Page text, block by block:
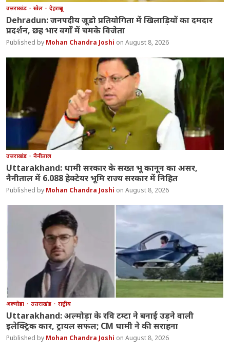
उत्तराखंड खेल देहरादून
Dehradun: जनपदीय जूडो प्रतियोगिता में खिलाड़ियों का दमदार
प्रदर्शन, छह भार वर्गों में चमके विजेता
Mohan Chandra Joshi August 8, 2026
उत्तराखंड नैनीताल
Uttarakhand: धामी सरकार के सख्त भू कानून का असर,
नैनीताल में 6.088 हेक्टेयर भूमि राज्य सरकार में निहित
Mohan Chandra Joshi August 8, 2026
अल्मोड़ा उत्तराखंड राष्ट्रीय
Uttarakhand: अल्मोड़ा के रवि टम्टा ने बनाई उड़ने वाली
इलेक्ट्रिक कार, ट्रायल सफल; CM धामी ने की सराहना
Mohan Chandra Joshi August 8, 2026